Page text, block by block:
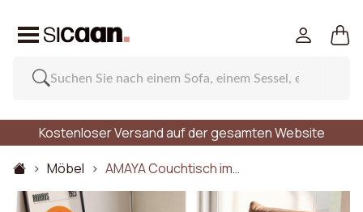
Kostenloser Versand auf der gesamten Website
Möbel
AMAYA Couchtisch im…